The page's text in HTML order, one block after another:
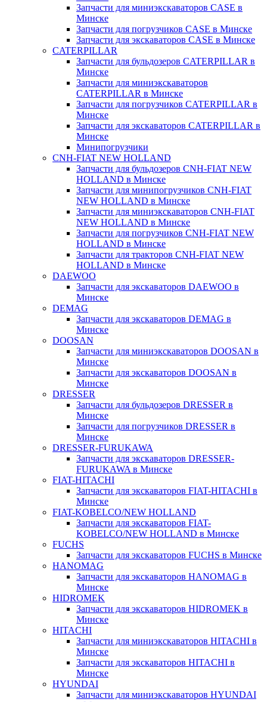
Запчасти для миниэкскаваторов CASE в
Минске
Запчасти для погрузчиков CASE в Минске
Запчасти для экскаваторов CASE в Минске
CATERPILLAR
Запчасти для бульдозеров CATERPILLAR в
Минске
Запчасти для миниэкскаваторов
CATERPILLAR в Минске
Запчасти для погрузчиков CATERPILLAR в
Минске
Запчасти для экскаваторов CATERPILLAR в
Минскe
Минипогрузчики
CNH-FIAT NEW HOLLAND
Запчасти для бульдозеров CNH-FIAT NEW
HOLLAND в Минске
Запчасти для минипогрузчиков CNH-FIAT
NEW HOLLAND в Минске
Запчасти для миниэкскаваторов CNH-FIAT
NEW HOLLAND в Минске
Запчасти для погрузчиков CNH-FIAT NEW
HOLLAND в Минске
Запчасти для тракторов CNH-FIAT NEW
HOLLAND в Минске
DAEWOO
Запчасти для экскаваторов DAEWOO в
Минске
DEMAG
Запчасти для экскаваторов DEMAG в
Минске
DOOSAN
Запчасти для миниэкскаваторов DOOSAN в
Минске
Запчасти для экскаваторов DOOSAN в
Минске
DRESSER
Запчасти для бульдозеров DRESSER в
Минске
Запчасти для погрузчиков DRESSER в
Минске
DRESSER-FURUKAWA
Запчасти для экскаваторов DRESSER-
FURUKAWA в Минске
FIAT-HITACHI
Запчасти для экскаваторов FIAT-HITACHI в
Минске
FIAT-KOBELCO/NEW HOLLAND
Запчасти для экскаваторов FIAT-
KOBELCO/NEW HOLLAND в Минске
FUCHS
Запчасти для экскаваторов FUCHS в Минске
HANOMAG
Запчасти для экскаваторов HANOMAG в
Минске
HIDROMEK
Запчасти для экскаваторов HIDROMEK в
Минске
HITACHI
Запчасти для миниэкскаваторов HITACHI в
Минске
Запчасти для экскаваторов HITACHI в
Минске
HYUNDAI
Запчасти для миниэкскаваторов HYUNDAI